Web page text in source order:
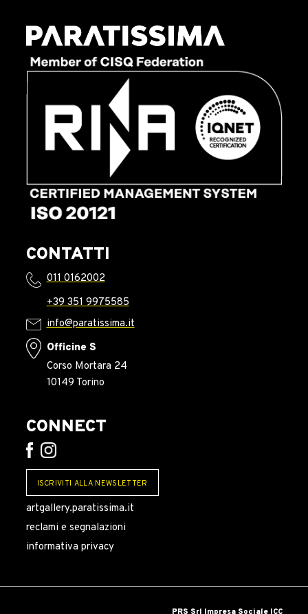
CONTATTI
011 0162002
+39 351 9975585
info@paratissima.it
Officine S
Corso Mortara 24
10149 Torino
CONNECT
ISCRIVITI ALLA NEWSLETTER
artgallery.paratissima.it
reclami e segnalazioni
informativa privacy
PRS Srl Impresa Sociale ICC